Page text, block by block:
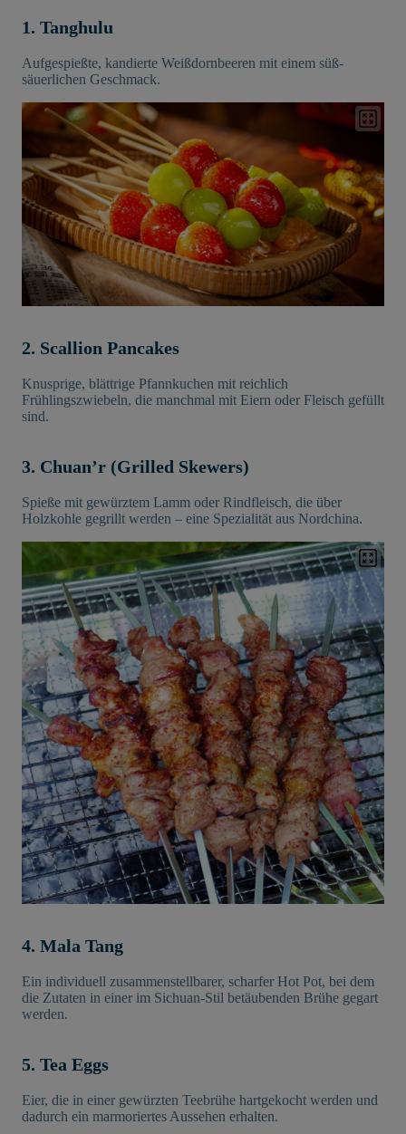
1. Tanghulu
Aufgespießte, kandierte Weißdornbeeren mit einem süß-
säuerlichen Geschmack.
2. Scallion Pancakes
Knusprige, blättrige Pfannkuchen mit reichlich
Frühlingszwiebeln, die manchmal mit Eiern oder Fleisch gefüllt
sind.
3. Chuan’r (Grilled Skewers)
Spieße mit gewürztem Lamm oder Rindfleisch, die über
Holzkohle gegrillt werden – eine Spezialität aus Nordchina.
4. Mala Tang
Ein individuell zusammenstellbarer, scharfer Hot Pot, bei dem
die Zutaten in einer im Sichuan-Stil betäubenden Brühe gegart
werden.
5. Tea Eggs
Eier, die in einer gewürzten Teebrühe hartgekocht werden und
dadurch ein marmoriertes Aussehen erhalten.